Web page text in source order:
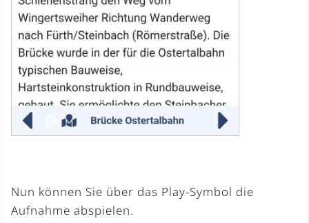
Nun können Sie über das Play-Symbol die
Aufnahme abspielen.